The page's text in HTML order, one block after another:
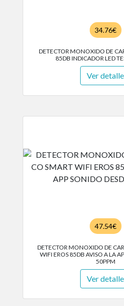
34.76€
DETECTOR MONOXIDO DE
85DB INDICADOR LED
Ver detalle
47.54€
DETECTOR MONOXIDO DE
WIFI EROS 85DB AVISO A LA
50PPM
Ver detalle